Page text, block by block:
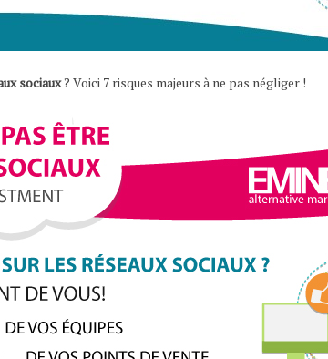
sociaux? Voici 7 risques majeurs à ne pas négliger !